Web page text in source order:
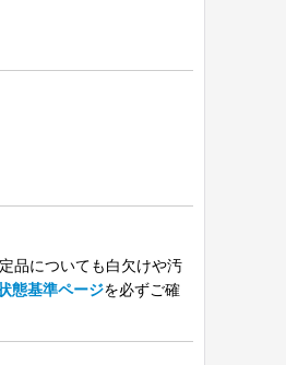
品についても白欠けや汚
態基準ページを必ずご確